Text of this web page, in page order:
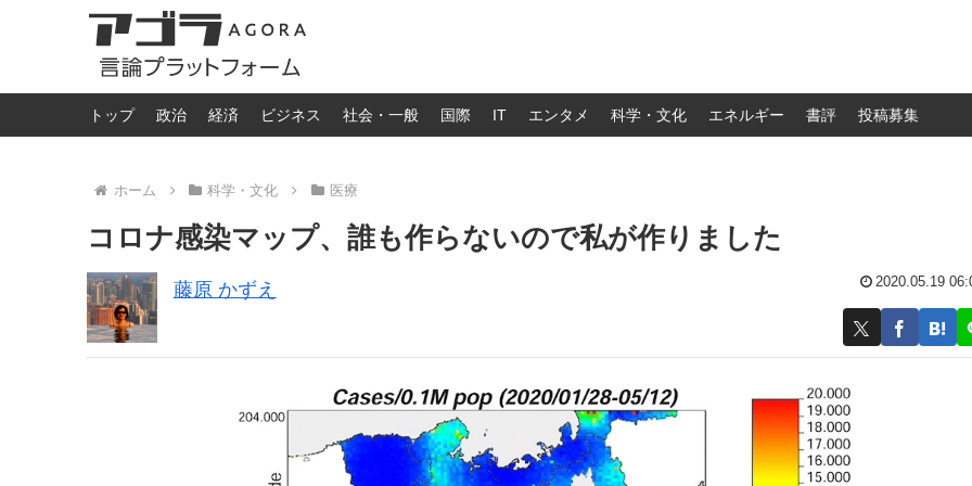
トップ 政治 経済 ビジネス 社会・一般 国際 IT エンタメ 科学・文化 エネルギー 書評 投稿募集
ホーム 科学・文化 医療
コロナ感染マップ、誰も作らないので私が作りました
藤原 かずえ 2020.05.19